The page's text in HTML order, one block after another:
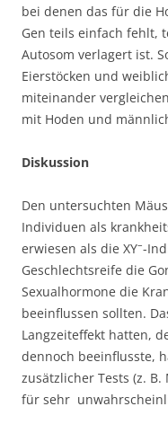
bei denen das für die
Gen teils einfach fehlt,
Autosom verlagert ist.
Eierstöcken und
miteinander
mit Hoden und
Diskussion
Den untersuchten
Individuen als
erwiesen als die XY–-
Geschlechtsreife die
Sexualhormone die
beeinflussen sollten.
Langzeiteffekt hatten,
dennoch beeinflusste,
zusätzlicher Tests (z.
für sehr